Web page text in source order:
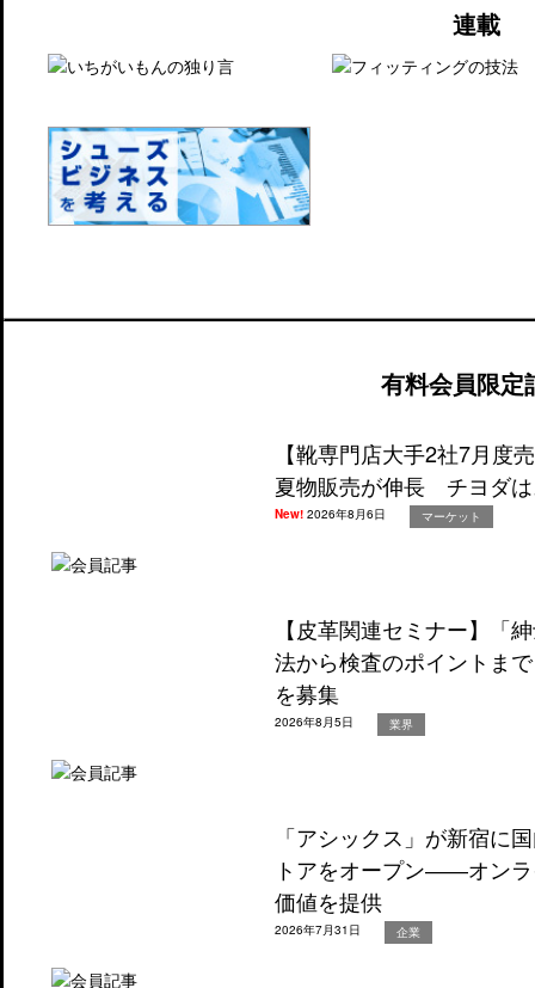
連載
有料会員限定
【靴専門店大手2社7月度
夏物販売が伸長 チヨダ
New!2026年8月6日 マーケット
【皮革関連セミナー】「
法から検査のポイントま
を募集
2026年8月5日 業界
「アシックス」が新宿に
トアをオープン――オン
価値を提供
2026年7月31日 企業